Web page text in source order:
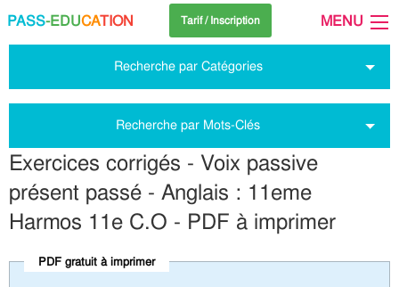
PASS-EDUCATION Tarif / Inscription MENU
Recherche par Catégories
Recherche par Mots-Clés
Exercices corrigés - Voix passive
présent passé - Anglais : 11eme
Harmos 11e C.O - PDF à imprimer
PDF gratuit à imprimer